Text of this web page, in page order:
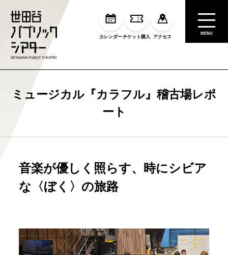
カレンダーチケット購入 アクセス
MENU
ミュージカル『カラフル』稽古場レポ
ート
音楽が優しく照らす、時にシビア
な〈ぼく〉の旅路